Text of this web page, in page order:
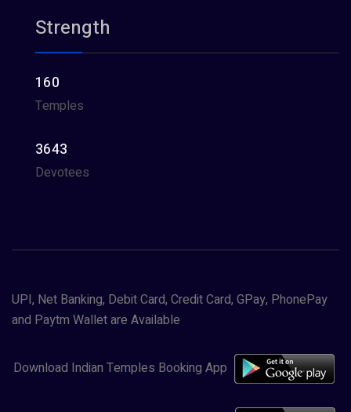
Strength
160
Temples
3643
Devotees
UPI, Net Banking, Debit Card, Credit Card, GPay, PhonePay
and Paytm Wallet are Available
Download Indian Temples Booking App